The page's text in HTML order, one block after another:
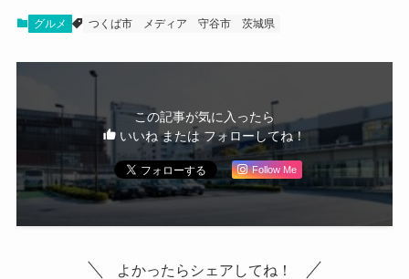
グルメ つくば市 メディア 守谷市 茨城県
この記事が気に入ったら
いいね または フォローしてね！
Follow Me
よかったらシェアしてね！